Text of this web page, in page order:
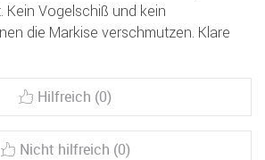
Kein Vogelschiß und kein
die Markise verschmutzen. Klare
Hilfreich (0)
Nicht hilfreich (0)